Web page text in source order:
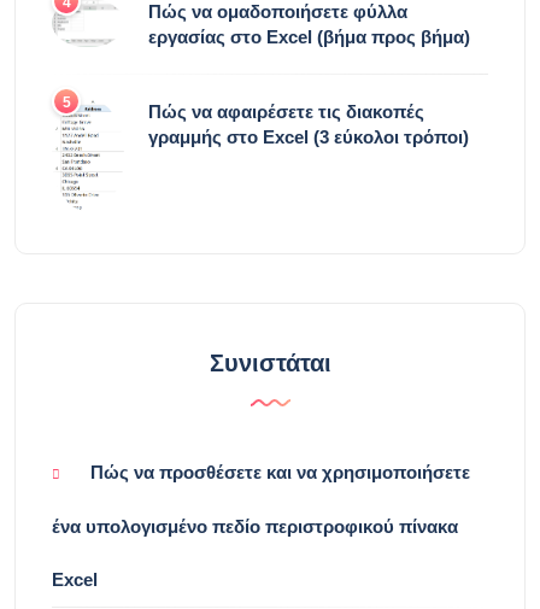
Πώς να ομαδοποιήσετε φύλλα
εργασίας στο Excel (βήμα προς βήμα)
5
Πώς να αφαιρέσετε τις διακοπές
γραμμής στο Excel (3 εύκολοι τρόποι)
Συνιστάται
Πώς να προσθέσετε και να χρησιμοποιήσετε
ένα υπολογισμένο πεδίο περιστροφικού πίνακα
Excel